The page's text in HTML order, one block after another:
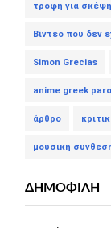
τροφή για σκέψη
Βίντεο που δεν
Simon Grecias
anime greek
άρθρο
μουσικη
ΔΗΜΟΦΙΛΗ